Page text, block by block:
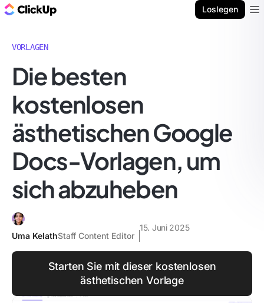
Loslegen
VORLAGEN
Die besten
kostenlosen
ästhetischen Google
Docs-Vorlagen, um
sich abzuheben
Uma KelathStaff Content Editor
15. Juni 2025
Starten Sie mit dieser kostenlosen
ästhetischen Vorlage